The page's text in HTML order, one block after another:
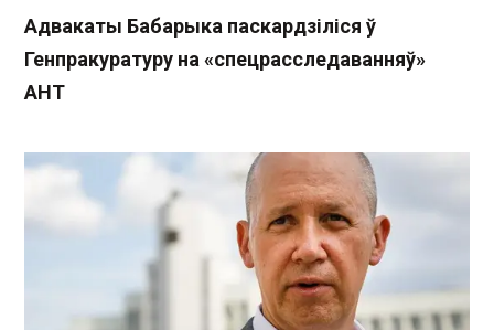
Адвакаты Бабарыка паскардзіліся ў
Генпракуратуру на «спецрасследаванняў»
АНТ